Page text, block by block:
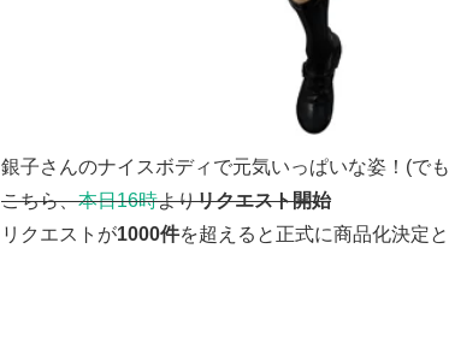
銀子さんのナイスボディで元気いっぱいな姿！(で
こちら、本日16時よりリクエスト開始
リクエストが1000件を超えると正式に商品化決定